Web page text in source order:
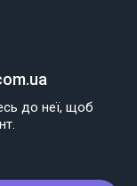
до неї, щоб